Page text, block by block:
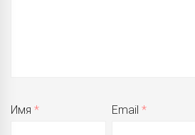
Имя* Email*